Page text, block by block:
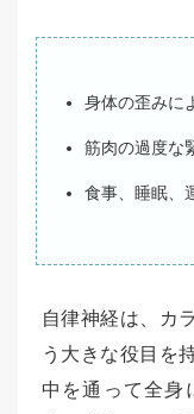
身体の歪みに
筋肉の過度な
食事、睡眠、
自律神経は、カ
う大きな役目を
中を通って全身